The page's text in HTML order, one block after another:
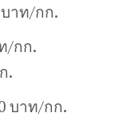
าท/กก.
/กก.
.
บาท/กก.